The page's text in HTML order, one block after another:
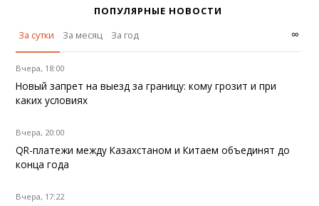
ПОПУЛЯРНЫЕ НОВОСТИ
За сутки
За месяц За год ∞
Вчера, 18:00
Новый запрет на выезд за границу: кому грозит и при
каких условиях
Вчера, 20:00
QR-платежи между Казахстаном и Китаем объединят до
конца года
Вчера, 17:22